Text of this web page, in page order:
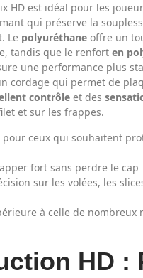
HD est idéal pour les
qui préserve la
Le polyuréthane offre un
tandis que le renfort en
une performance plus
cordage qui permet de
contrôle et des
et sur les frappes.
pour ceux qui souhaitent
fort sans perdre le cap
sur les volées, les
à celle de nombreux
HD :